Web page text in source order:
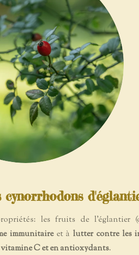
les fruits de l'églantier
immunitaireet àlutter contre les
vitamine C et en antioxydants.